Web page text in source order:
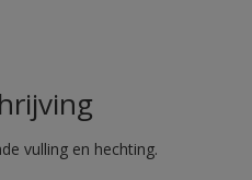
vulling en hechting.